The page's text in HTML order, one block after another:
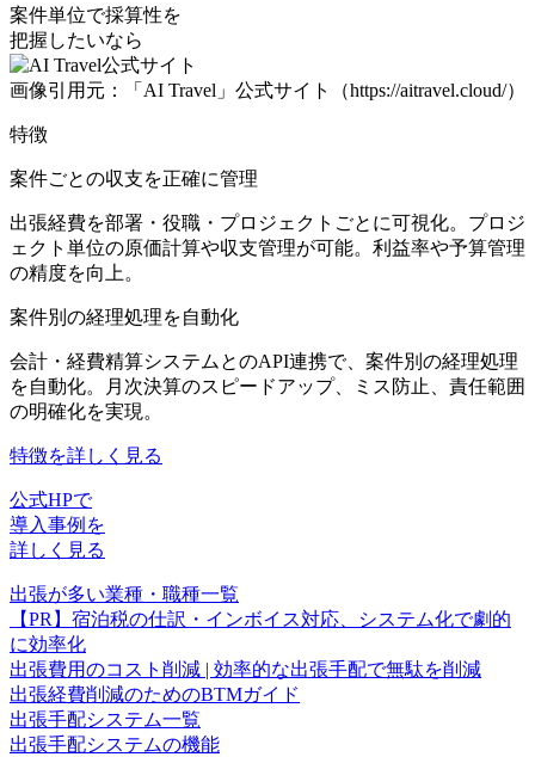
案件単位で採算性を
把握したいなら
画像引用元：「AI Travel」公式サイト（https://aitravel.cloud/）
特徴
案件ごとの収支を正確に管理
出張経費を部署・役職・プロジェクトごとに可視化。プロジ
ェクト単位の原価計算や収支管理が可能。利益率や予算管理
の精度を向上。
案件別の経理処理を自動化
会計・経費精算システムとのAPI連携で、案件別の経理処理
を自動化。月次決算のスピードアップ、ミス防止、責任範囲
の明確化を実現。
特徴を詳しく見る
公式HPで
導入事例を
詳しく見る
出張が多い業種・職種一覧
【PR】宿泊税の仕訳・インボイス対応、システム化で劇的
に効率化
出張費用のコスト削減 | 効率的な出張手配で無駄を削減
出張経費削減のためのBTMガイド
出張手配システム一覧
出張手配システムの機能